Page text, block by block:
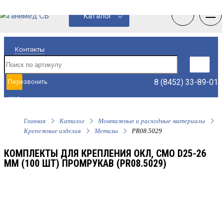
Контакты
Перезвонить
мне
8 (8452) 33-89-01
Каталог
Главная Каталог
Монтажные и расходные материалы
Крепежные изделия
Метизы PR08.5029
КОМПЛЕКТЫ ДЛЯ КРЕПЛЕНИЯ ОКЛ, СМО D25-26
ММ (100 ШТ) ПРОМРУКАВ (PR08.5029)